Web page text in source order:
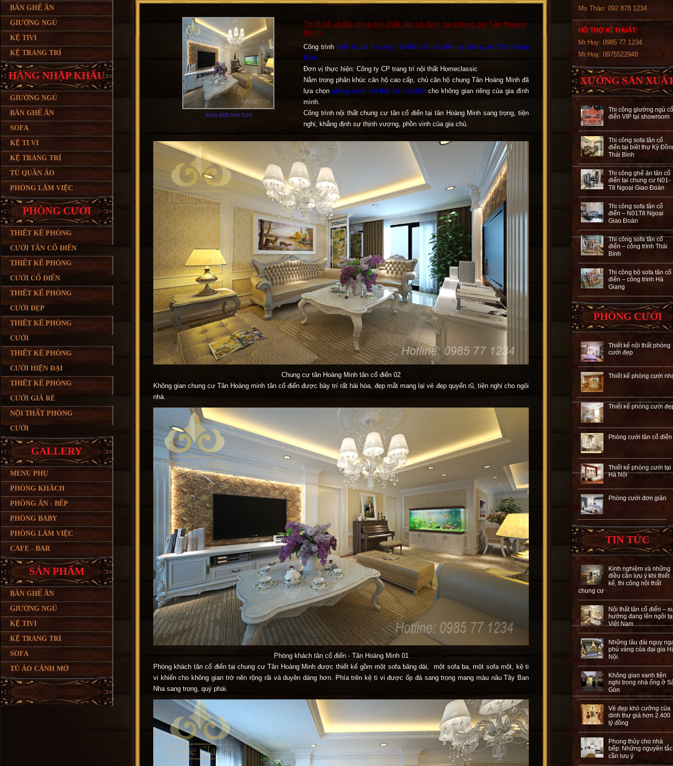
BÀN GHẾ ĂN
GIƯỜNG NGỦ
KỆ TIVI
KỆ TRANG TRÍ
HÀNG NHẬP KHẨU
GIƯỜNG NGỦ
BÀN GHẾ ĂN
SOFA
KỆ TI VI
KỆ TRANG TRÍ
TỦ QUẦN ÁO
PHÒNG LÀM VIỆC
PHÒNG CƯỚI
THIẾT KẾ PHÒNG
CƯỚI TÂN CỔ ĐIỂN
THIẾT KẾ PHÒNG
CƯỚI CỔ ĐIỂN
THIẾT KẾ PHÒNG
CƯỚI ĐẸP
THIẾT KẾ PHÒNG
CƯỚI
THIẾT KẾ PHÒNG
CƯỚI HIỆN ĐẠI
THIẾT KẾ PHÒNG
CƯỚI GIÁ RẺ
NỘI THẤT PHÒNG
CƯỚI
GALLERY
MENU PHỤ
PHÒNG KHÁCH
PHÒNG ĂN - BẾP
PHÒNG BABY
PHÒNG LÀM VIỆC
CAFE - BAR
SẢN PHẨM
BÀN GHẾ ĂN
GIƯỜNG NGỦ
KỆ TIVI
KỆ TRANG TRÍ
SOFA
TỦ ÁO CÁNH MỞ
Xem ảnh lớn hơn
Thiết kế và thi công nội thất tân cổ điển tại chung cư Tân Hoàng
Minh
Công trình thiết kế và thi công nội thất tân cổ điển tại chung cư Tân Hoàng
Minh
Đơn vị thực hiện: Công ty CP trang trí nội thất Homeclassic
Nằm trong phân khúc căn hộ cao cấp, chủ căn hộ chung Tân Hoàng Minh đã
lựa chọn phong cách nội thất tân cổ điển cho không gian riêng của gia đình
mình.
Công trình nội thất chung cư tân cổ điển tại tân Hoàng Minh sang trọng, tiện
nghi, khẳng định sự thịnh vượng, phồn vinh của gia chủ.
Chung cư tân Hoàng Minh tân cổ điển 02
Không gian chung cư Tân Hoàng minh tân cổ điển được bày trí rất hài hòa, đẹp mắt mang lại vẻ đẹp quyến rũ, tiện nghi cho ngôi
nhà.
Phòng khách tân cổ điển - Tân Hoàng Minh 01
Phòng khách tân cổ điển tại chung cư Tân Hoàng Minh được thiết kế gồm một sofa băng dài, một sofa ba, một sofa một, kệ ti
vi khiến cho không gian trờ nên rộng rãi và duyên dáng hơn. Phía trên kệ ti vi được ốp đá sang trọng mang màu nâu Tây Ban
Nha sang trọng, quý phái.
Ms Thảo: 092 878 1234
HỖ TRỢ KĨ THUẬT:
Mr.Huy: 0985 77 1234
Mr.Huy: 0975522948
XƯỞNG SẢN
Thi công giường ngủ cổ
điển VIP tại showroom
Thi công sofa tân cổ
điển tại biệt thự Kỳ
Thái Bình
Thi công ghế ăn tân cổ
điển tại chung cư N01-
T8 Ngoại Giao Đoàn
Thi công sofa tân cổ
điển – N01T8 Ngoại
Giao Đoàn
Thi công sofa tân cổ
điển – công trình Thái
Bình
Thi công bộ sofa tân cổ
điển – công trình Hà
Giang
PHÒNG CƯỚI
Thiết kế nội thất phòng
cưới đẹp
Thiết kế phòng cưới
Thiết kế phòng cưới
Phòng cưới tân cổ điển
Thiết kế phòng cưới tại
Hà Nội
Phòng cưới đơn giản
TIN TỨC
Kinh nghiệm và những
điều cần lưu ý khi thiết
kế, thi công nội thất
chung cư
Nội thất tân cổ điển –
hướng đang lên ngôi
Việt Nam
Những lâu đài nguy
phủ vàng của đại gia
Nội
Không gian xanh tiện
nghi trong nhà ống ở
Gòn
Vẻ đẹp khó cưỡng của
dinh thự giá hơn 2.400
tỷ đồng
Phong thủy cho nhà
bếp: Những nguyên tắc
cần lưu ý